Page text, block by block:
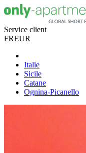
Service client
FREUR
Italie
Sicile
Catane
Ognina-Picanello